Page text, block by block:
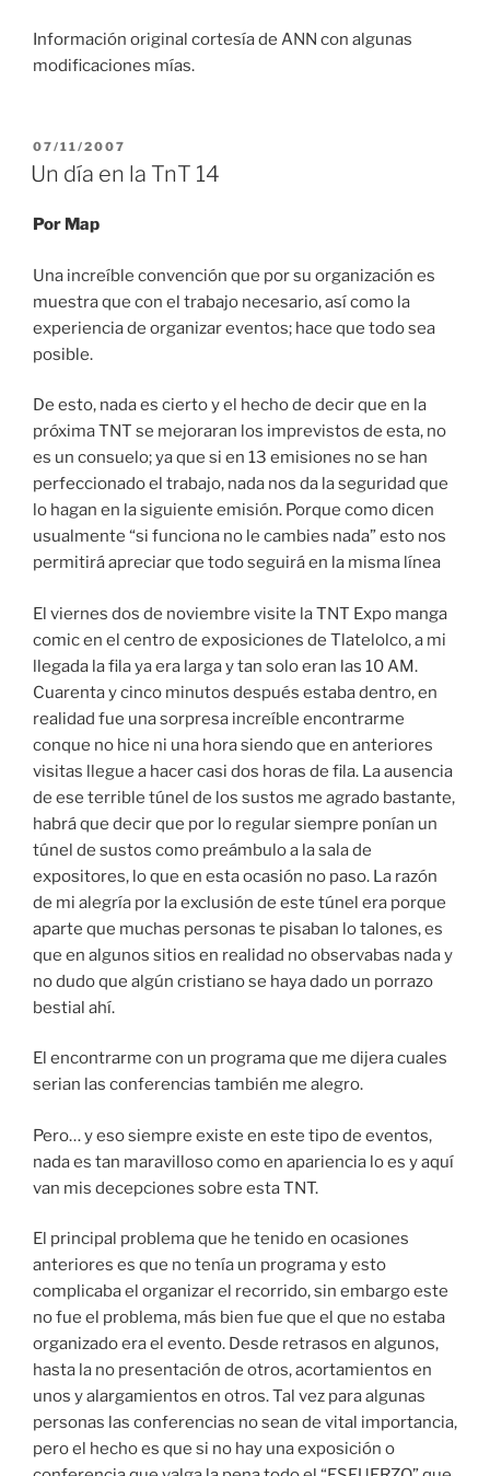
Información original cortesía de ANN con algunas
modificaciones mías.
PUBLICADO
EL
07/11/2007
Un día en la TnT 14
Por Map
Una increíble convención que por su organización es
muestra que con el trabajo necesario, así como la
experiencia de organizar eventos; hace que todo sea
posible.
De esto, nada es cierto y el hecho de decir que en la
próxima TNT se mejoraran los imprevistos de esta, no
es un consuelo; ya que si en 13 emisiones no se han
perfeccionado el trabajo, nada nos da la seguridad que
lo hagan en la siguiente emisión. Porque como dicen
usualmente “si funciona no le cambies nada” esto nos
permitirá apreciar que todo seguirá en la misma línea
El viernes dos de noviembre visite la TNT Expo manga
comic en el centro de exposiciones de Tlatelolco, a mi
llegada la fila ya era larga y tan solo eran las 10 AM.
Cuarenta y cinco minutos después estaba dentro, en
realidad fue una sorpresa increíble encontrarme
conque no hice ni una hora siendo que en anteriores
visitas llegue a hacer casi dos horas de fila. La ausencia
de ese terrible túnel de los sustos me agrado bastante,
habrá que decir que por lo regular siempre ponían un
túnel de sustos como preámbulo a la sala de
expositores, lo que en esta ocasión no paso. La razón
de mi alegría por la exclusión de este túnel era porque
aparte que muchas personas te pisaban lo talones, es
que en algunos sitios en realidad no observabas nada y
no dudo que algún cristiano se haya dado un porrazo
bestial ahí.
El encontrarme con un programa que me dijera cuales
serian las conferencias también me alegro.
Pero… y eso siempre existe en este tipo de eventos,
nada es tan maravilloso como en apariencia lo es y aquí
van mis decepciones sobre esta TNT.
El principal problema que he tenido en ocasiones
anteriores es que no tenía un programa y esto
complicaba el organizar el recorrido, sin embargo este
no fue el problema, más bien fue que el que no estaba
organizado era el evento. Desde retrasos en algunos,
hasta la no presentación de otros, acortamientos en
unos y alargamientos en otros. Tal vez para algunas
personas las conferencias no sean de vital importancia,
pero el hecho es que si no hay una exposición o